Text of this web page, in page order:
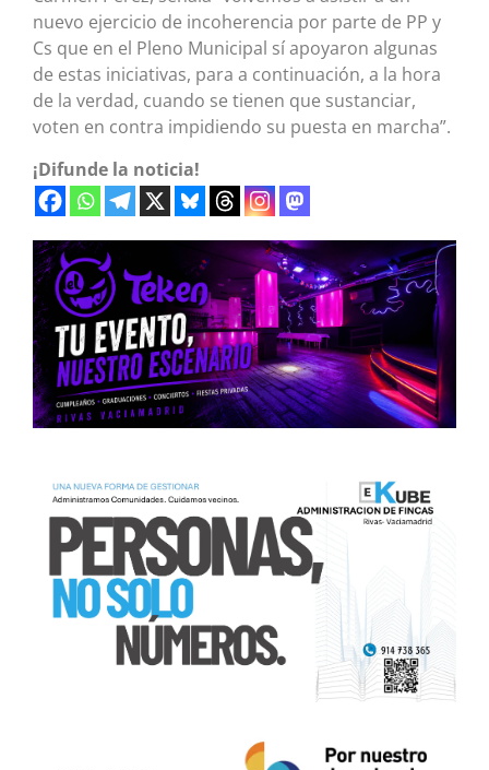
nuevo ejercicio de incoherencia por parte de PP y
Cs que en el Pleno Municipal sí apoyaron algunas
de estas iniciativas, para a continuación, a la hora
de la verdad, cuando se tienen que sustanciar,
voten en contra impidiendo su puesta en marcha”.
¡Difunde la noticia!